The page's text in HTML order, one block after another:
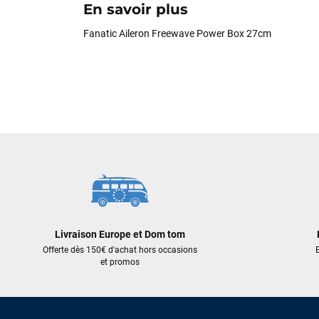
En savoir plus
Fanatic Aileron Freewave Power Box 27cm
Livraison Europe et Dom tom
Offerte dès 150€ d'achat hors occasions
et promos